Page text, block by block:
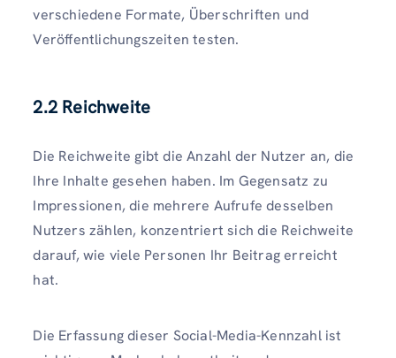
verschiedene Formate, Überschriften und
Veröffentlichungszeiten testen.
2.2 Reichweite
Die Reichweite gibt die Anzahl der Nutzer an, die
Ihre Inhalte gesehen haben. Im Gegensatz zu
Impressionen, die mehrere Aufrufe desselben
Nutzers zählen, konzentriert sich die Reichweite
darauf, wie viele Personen Ihr Beitrag erreicht
hat.
Die Erfassung dieser Social-Media-Kennzahl ist